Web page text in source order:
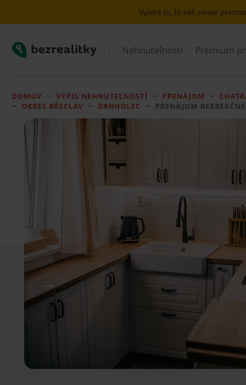
Vyzerá to, že náš server
Bezrealitky Nehnuteľnosti Premium
DOMOV VÝPIS NEHNUTEĽNOSTÍ PRENÁJOM
OKRES BŘECLAV
DRNHOLEC PRENÁJOM